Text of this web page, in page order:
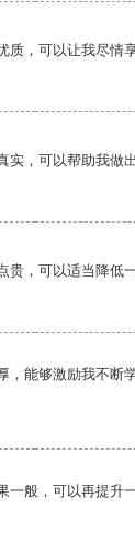
质，可以让我尽情
实，可以帮助我做
贵，可以适当降低
，能够激励我不断
一般，可以再提升